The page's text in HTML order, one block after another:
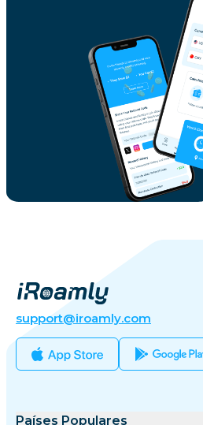
support@iroamly.com
Países Populares